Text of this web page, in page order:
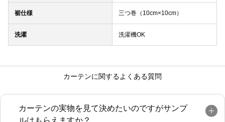
裾仕様 三つ巻（10cm×10cm）
洗濯 洗濯機OK
カーテンに関するよくある質問
カーテンの実物を見て決めたいのですがサンプ